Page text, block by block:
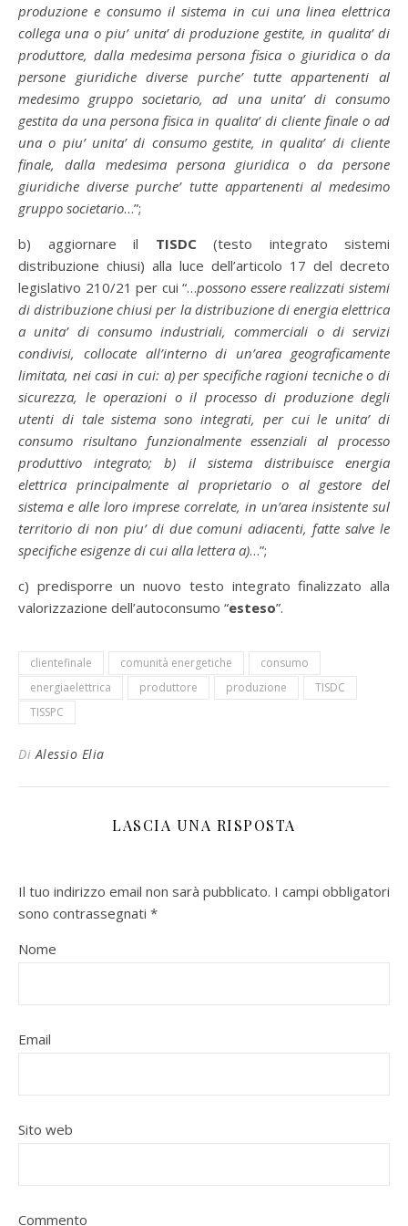
produzione e consumo il sistema in cui una linea elettrica
collega una o piu’ unita’ di produzione gestite, in qualita’ di
produttore, dalla medesima persona fisica o giuridica o da
persone giuridiche diverse purche’ tutte appartenenti al
medesimo gruppo societario, ad una unita’ di consumo
gestita da una persona fisica in qualita’ di cliente finale o ad
una o piu’ unita’ di consumo gestite, in qualita’ di cliente
finale, dalla medesima persona giuridica o da persone
giuridiche diverse purche’ tutte appartenenti al medesimo
gruppo societario…”;
b) aggiornare il TISDC(testo integrato sistemi
distribuzione chiusi) alla luce dell’articolo 17 del decreto
legislativo 210/21 per cui “…possono essere realizzati sistemi
di distribuzione chiusi per la distribuzione di energia elettrica
a unita’ di consumo industriali, commerciali o di servizi
condivisi, collocate all’interno di un’area geograficamente
limitata, nei casi in cui: a) per specifiche ragioni tecniche o di
sicurezza, le operazioni o il processo di produzione degli
utenti di tale sistema sono integrati, per cui le unita’ di
consumo risultano funzionalmente essenziali al processo
produttivo integrato; b) il sistema distribuisce energia
elettrica principalmente al proprietario o al gestore del
sistema e alle loro imprese correlate, in un’area insistente sul
territorio di non piu’ di due comuni adiacenti, fatte salve le
specifiche esigenze di cui alla lettera a)…”;
c) predisporre un nuovo testo integrato finalizzato alla
valorizzazione dell’autoconsumo “esteso”.
clientefinale comunità energetiche
consumo
energiaelettrica
produttore produzione
TISDC
TISSPC
DiAlessio Elia
LASCIA UNA RISPOSTA
Il tuo indirizzo email non sarà pubblicato. I campi obbligatori
sono contrassegnati *
Nome
Email
Sito web
Commento